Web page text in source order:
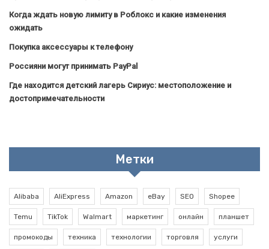
Когда ждать новую лимиту в Роблокс и какие изменения
ожидать
Покупка аксессуары к телефону
Россияни могут принимать PayPal
Где находится детский лагерь Сириус: местоположение и
достопримечательности
Метки
Alibaba AliExpress Amazon eBay SEO Shopee
Temu TikTok Walmart маркетинг онлайн планшет
промокоды техника технологии торговля услуги